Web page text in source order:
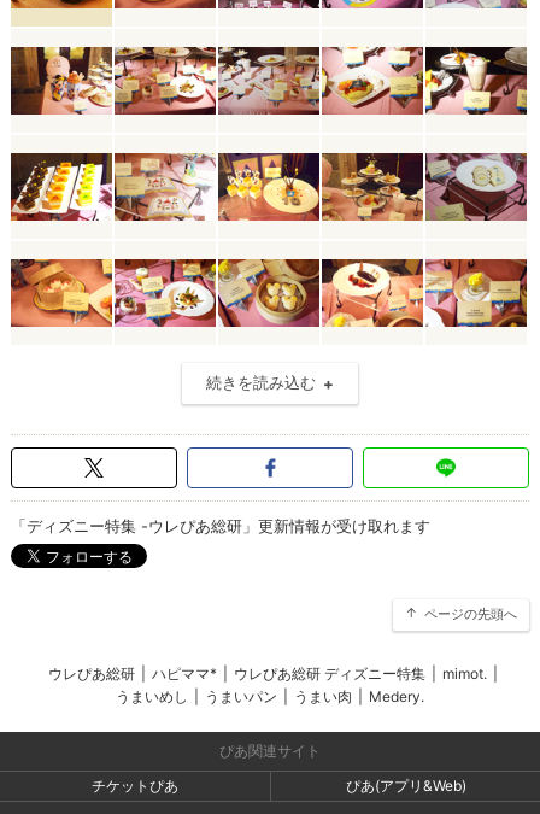
続きを読み込む
「ディズニー特集 -ウレぴあ総研」更新情報が受け取れます
ページの先頭へ
ウレぴあ総研 ハピママ* ウレぴあ総研 ディズニー特集 mimot.
うまいめし
うまいパン うまい肉 Medery.
ぴあ関連サイト
チケットぴあ
ぴあ(アプリ&Web)